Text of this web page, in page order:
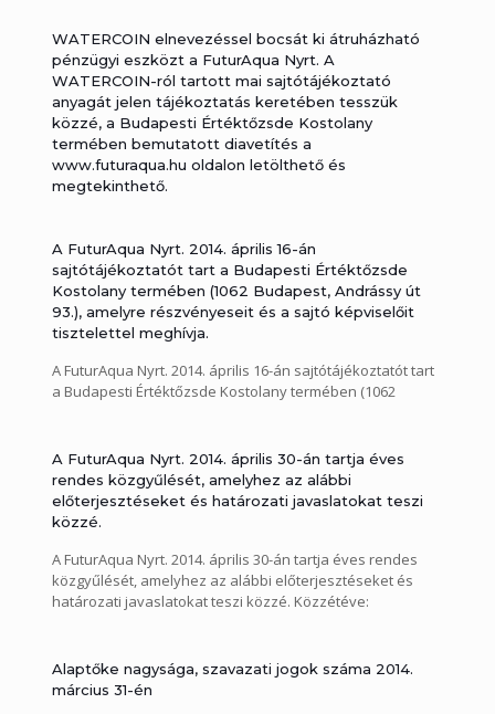
A Pécsi Törvényszék Cégbírósága a mai napon
bejegyezte a cégjegyzékbe a FuturAqua Nyrt. rendkívüli
közgyűlésén elhatározott változásokat. E szerint a
Társaság új fióktelepe 1012 Buddapest, Pálya utca 9.
szám alatt található. A WATERCOIN utalványok
kibocsátásához kapcsolódóan bekerült a tevékenységi
körök közé az egyéb pénzügyi kiegészítő tevékenység, és
WATERCOIN elnevezéssel bocsát ki átruházható
pénzügyi eszközt a FuturAqua Nyrt. A
WATERCOIN-ról tartott mai sajtótájékoztató
anyagát jelen tájékoztatás keretében tesszük
közzé, a Budapesti Értéktőzsde Kostolany
termében bemutatott diavetítés a
www.futuraqua.hu oldalon letölthető és
megtekinthető.
eszközt a FuturAqua Nyrt. A WATERCOIN-ról tartott mai
sajtótájékoztató anyagát jelen tájékoztatás keretében
tesszük közzé, a Budapesti Értéktőzsde Kostolany
termében bemutatott diavetítés a www.futuraqua.hu
oldalon letölthető és megtekinthető. Közzétéve:
A FuturAqua Nyrt. 2014. április 16-án
sajtótájékoztatót tart a Budapesti Értéktőzsde
Kostolany termében (1062 Budapest, Andrássy út
93.), amelyre részvényeseit és a sajtó képviselőit
tisztelettel meghívja.
A FuturAqua Nyrt. 2014. április 16-án sajtótájékoztatót tart
a Budapesti Értéktőzsde Kostolany termében (1062
2014.04.14. 140414_Sajtotajekoztato_meghivo_apr_16
A FuturAqua Nyrt. 2014. április 30-án tartja éves
rendes közgyűlését, amelyhez az alábbi
előterjesztéseket és határozati javaslatokat teszi
közzé.
A FuturAqua Nyrt. 2014. április 30-án tartja éves rendes
közgyűlését, amelyhez az alábbi előterjesztéseket és
határozati javaslatokat teszi közzé. Közzétéve:
140409_Eloterjesztesek_2014rendes
140409_Futur_FTjelentesTERV_1
Alaptőke nagysága, szavazati jogok száma 2014.
március 31-én